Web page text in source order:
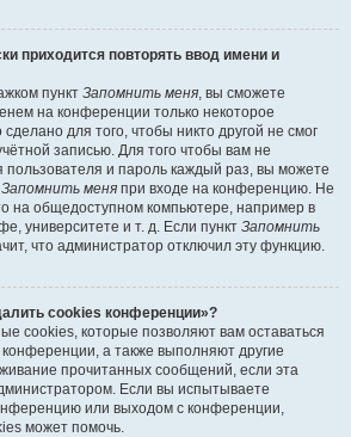
приходится повторять ввод имени и
пункт Запомнить меня, вы сможете
на конференции только некоторое
для того, чтобы никто другой не смог
записью. Для того чтобы вам не
пользователя и пароль каждый раз, вы можете
Запомнить меня при входе на конференцию. Не
на общедоступном компьютере, например в
университете и т. д. Если пункт Запомнить
что администратор отключил эту функцию.
cookies конференции»?
cookies, которые позволяют вам оставаться
а также выполняют другие
прочитанных сообщений, если эта
Если вы испытываете
или выходом с конференции,
может помочь.